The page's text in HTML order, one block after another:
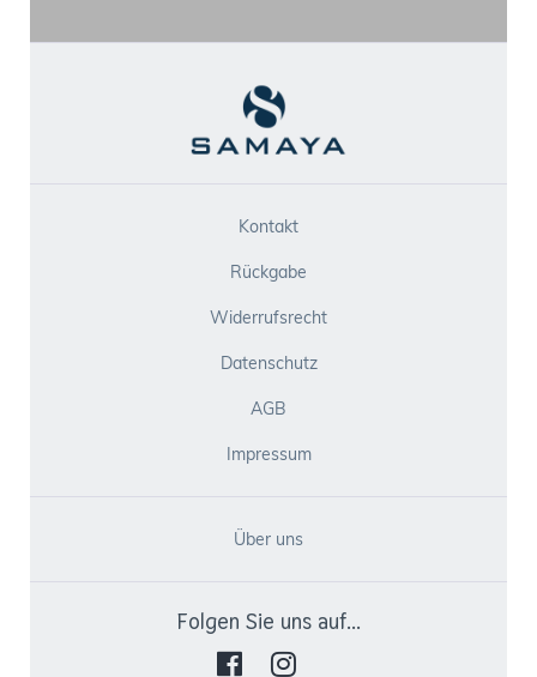
Kontakt
Rückgabe
Widerrufsrecht
Datenschutz
AGB
Impressum
Über uns
Folgen Sie uns auf...